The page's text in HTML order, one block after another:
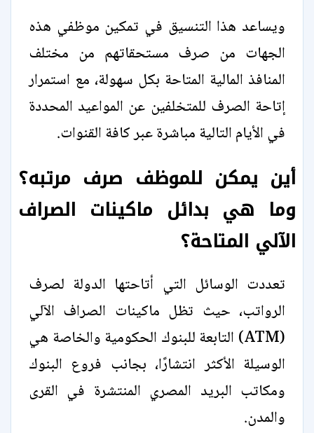
ويساعد هذا التنسيق في تمكين موظفي هذه
الجهات من صرف مستحقاتهم من مختلف
المنافذ المالية المتاحة بكل سهولة، مع استمرار
إتاحة الصرف للمتخلفين عن المواعيد المحددة
في الأيام التالية مباشرة عبر كافة القنوات.
أين يمكن للموظف صرف مرتبه؟
وما هي بدائل ماكينات الصراف
الآلي المتاحة؟
تعددت الوسائل التي أتاحتها الدولة لصرف
الرواتب، حيث تظل ماكينات الصراف الآلي
(ATM) التابعة للبنوك الحكومية والخاصة هي
الوسيلة الأكثر انتشارًا، بجانب فروع البنوك
ومكاتب البريد المصري المنتشرة في القرى
والمدن.